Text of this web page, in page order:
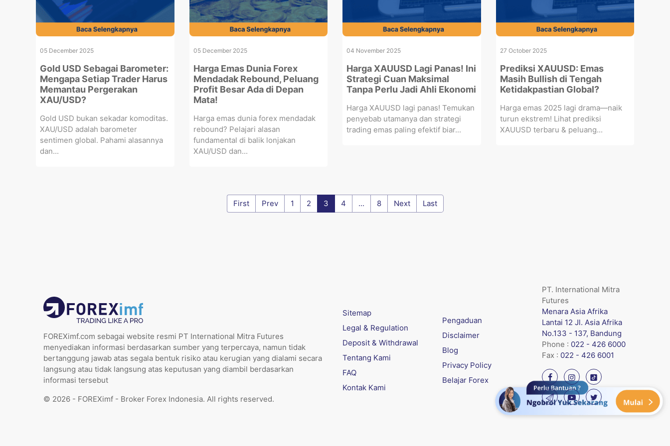
05 December 2025
Gold USD Sebagai Barometer:
Mengapa Setiap Trader Harus
Memantau Pergerakan
XAU/USD?
Gold USD bukan sekadar komoditas.
XAU/USD adalah barometer
sentimen global. Pahami alasannya
dan...
05 December 2025
Harga Emas Dunia Forex
Mendadak Rebound, Peluang
Profit Besar Ada di Depan
Mata!
Harga emas dunia forex mendadak
rebound? Pelajari alasan
fundamental di balik lonjakan
XAU/USD dan...
04 November 2025
Harga XAUUSD Lagi Panas! Ini
Strategi Cuan Maksimal
Tanpa Perlu Jadi Ahli Ekonomi
Harga XAUUSD lagi panas! Temukan
penyebab utamanya dan strategi
trading emas paling efektif biar...
27 October 2025
Prediksi XAUUSD: Emas
Masih Bullish di Tengah
Ketidakpastian Global?
Harga emas 2025 lagi drama—naik
turun ekstrem! Lihat prediksi
XAUUSD terbaru & peluang...
First Prev 1 2 3 4 ... 8 Next Last
FOREXimf.com sebagai website resmi PT International Mitra Futures
menyediakan informasi berdasarkan sumber yang terpercaya, namun tidak
bertanggung jawab atas segala bentuk risiko atau kerugian yang dialami secara
langsung atau tidak langsung atas keputusan yang diambil berdasarkan
informasi tersebut
© 2026 - FOREXimf - Broker Forex Indonesia. All rights reserved.
Sitemap
Legal & Regulation
Deposit & Withdrawal
Tentang Kami
FAQ
Kontak Kami
Pengaduan
Disclaimer
Blog
Privacy Policy
Belajar Forex
PT. International Mitra
Futures
Menara Asia Afrika
Lantai 12 Jl. Asia Afrika
No.133 - 137, Bandung
Phone : 022 - 426 6000
Fax : 022 - 426 6001